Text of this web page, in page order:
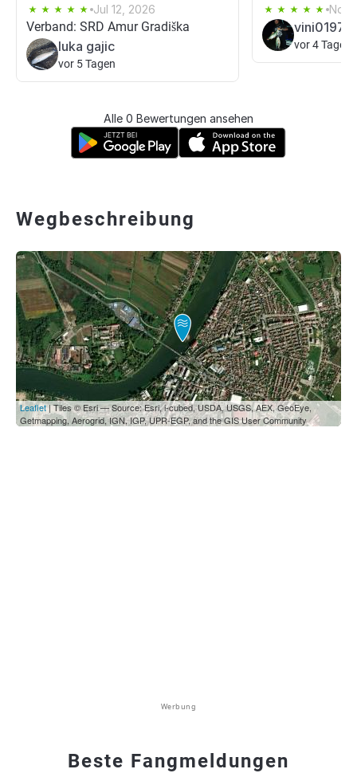
Jul 12, 2026
Verband: SRD Amur Gradiška
luka gajic
vor 5 Tagen
Nov
vini0197
vor 4 Tagen
Alle 0 Bewertungen ansehen
Wegbeschreibung
Leaflet| Tiles © Esri — Source: Esri, i-cubed, USDA, USGS, AEX, GeoEye,
Getmapping, Aerogrid, IGN, IGP, UPR-EGP, and the GIS User Community
Werbung
Beste Fangmeldungen